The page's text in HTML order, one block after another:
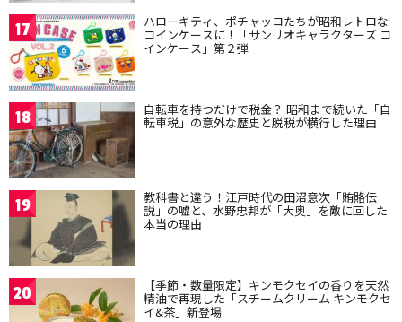
17 ハローキティ、ポチャッコたちが昭和レトロな
コインケースに！「サンリオキャラクターズ コ
インケース」第２弾
18 自転車を持つだけで税金？ 昭和まで続いた「自
転車税」の意外な歴史と脱税が横行した理由
19 教科書と違う！江戸時代の田沼意次「賄賂伝
説」の嘘と、水野忠邦が「大奥」を敵に回した
本当の理由
20 【季節・数量限定】キンモクセイの香りを天然
精油で再現した「スチームクリーム キンモクセ
イ&茶」新登場